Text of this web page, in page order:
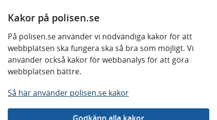
Kakor på polisen.se
På polisen.se använder vi nödvändiga kakor för att
webbplatsen ska fungera ska så bra som möjligt. Vi
använder också kakor för webbanalys för att göra
webbplatsen bättre.
Så här använder polisen.se kakor